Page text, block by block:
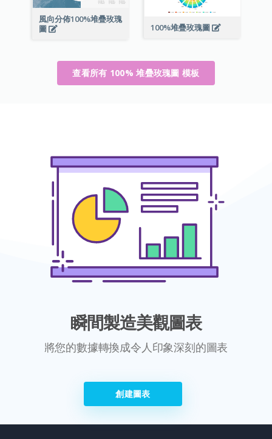
風向分佈100%堆疊玫瑰
圖
100%堆疊玫瑰圖
查看所有 100% 堆疊玫瑰圖 模板
瞬間製造美觀圖表
將您的數據轉換成令人印象深刻的圖表
創建圖表